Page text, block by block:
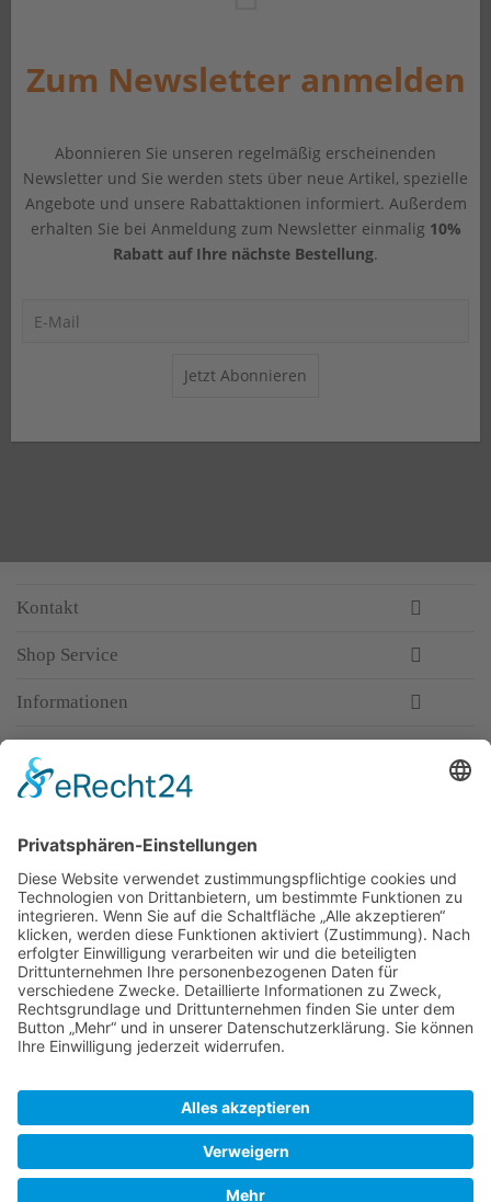
Zum Newsletter anmelden
Abonnieren Sie unseren regelmäßig erscheinenden
Newsletter und Sie werden stets über neue Artikel, spezielle
Angebote und unsere Rabattaktionen informiert. Außerdem
erhalten Sie bei Anmeldung zum Newsletter einmalig 10%
Rabatt auf Ihre nächste Bestellung.
Jetzt Abonnieren
Kontakt
Shop Service
Informationen
Top-Anbieter
Spitzenqualität
Kompetente Beratung
Partner
* Alle Preise inkl. gesetzl. Mehrwertsteuer, inkl. Versandkosten
Warum WACCEX?
Allgemeine Geschäftsbedingungen und Kundeninformationen